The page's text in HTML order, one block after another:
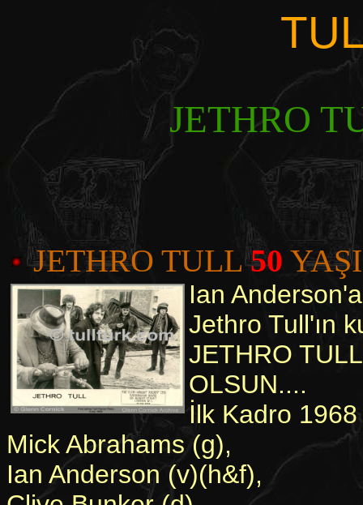
JETHRO
JETHRO TULL50
Ian
Jethro Tull'ın
JETHRO
OLSUN....
İlk Kadro
Mick Abrahams (g),
Ian Anderson (v)(h&f),